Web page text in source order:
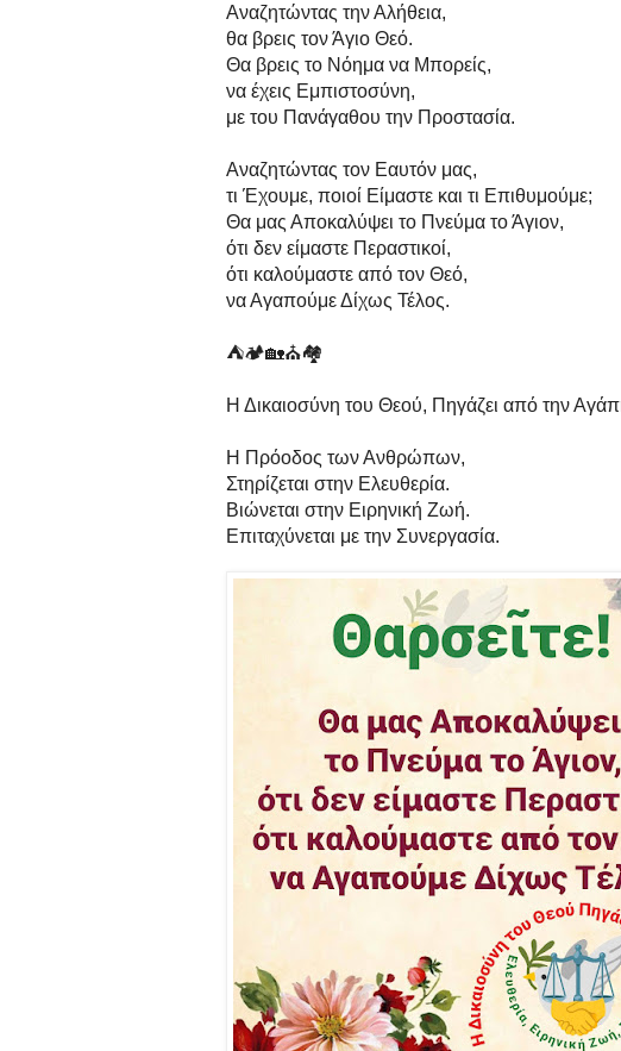
Αναζητώντας την Αλήθεια,
θα βρεις τον Άγιο Θεό.
Θα βρεις το Νόημα να Μπορείς,
να έχεις Εμπιστοσύνη,
με του Πανάγαθου την Προστασία.
Αναζητώντας τον Εαυτόν μας,
τι Έχουμε, ποιοί Είμαστε και τι Επιθυμούμε;
Θα μας Αποκαλύψει το Πνεύμα το Άγιον,
ότι δεν είμαστε Περαστικοί,
ότι καλούμαστε από τον Θεό,
να Αγαπούμε Δίχως Τέλος.
⛺🏕️🏡⛪🏘️
Η Δικαιοσύνη του Θεού, Πηγάζει από την
Η Πρόοδος των Ανθρώπων,
Στηρίζεται στην Ελευθερία.
Βιώνεται στην Ειρηνική Ζωή.
Επιταχύνεται με την Συνεργασία.